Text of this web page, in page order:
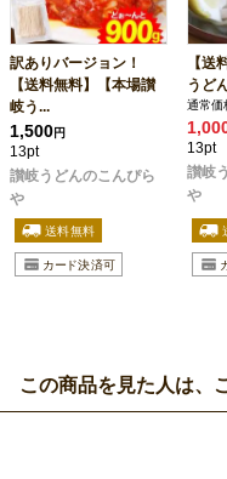
訳ありバージョン！
【送料無料】【本場讃
岐う...
1,500円
13pt
讃岐うどんのこんぴら
や
【送
うど
通常価
13pt
讃岐
や
この商品を見た人は、